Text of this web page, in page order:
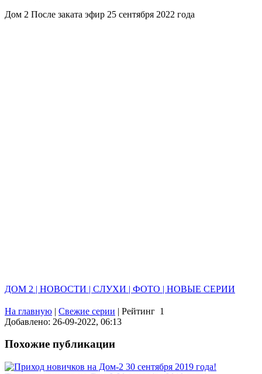
Дом 2 После заката эфир 25 сентября 2022 года
ДОМ 2 | НОВОСТИ | СЛУХИ | ФОТО | НОВЫЕ СЕРИИ
На главную | Свежие серии | Рейтинг 1
Добавлено: 26-09-2022, 06:13
Похожие публикации